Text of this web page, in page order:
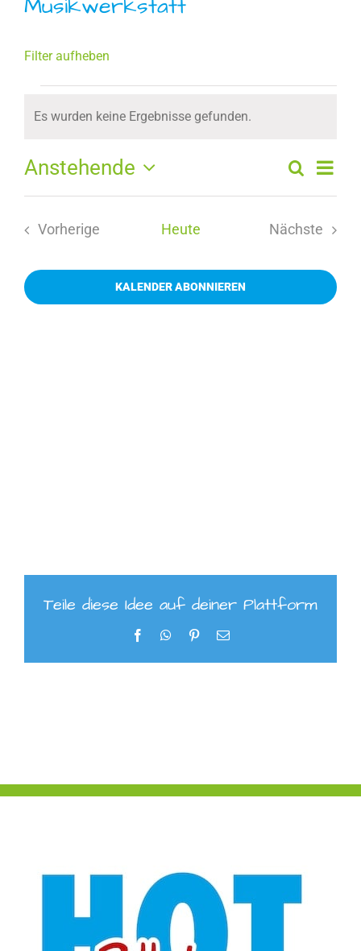
Musikwerkstatt
Filter aufheben
Veranstaltungen
Es wurden keine Ergebnisse gefunden.
Suche
Anstehende
Datum
Vorherige
Heute
Nächste
KALENDER ABONNIEREN
Teile diese Idee auf deiner Plattform
FacebookWhatsApp
Pinterest
E-